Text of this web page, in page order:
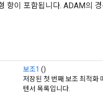
항이 포함됩니다. ADAM의
보조1 ()
저장된 첫 번째 보조 최적화
텐서 목록입니다.